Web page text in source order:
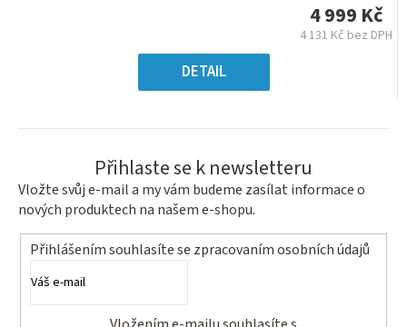
z
5
hvězdiček.
4 999 Kč
4 131 Kč bez DPH
DETAIL
Přihlaste se k newsletteru
Vložte svůj e-mail a my vám budeme zasílat informace o
nových produktech na našem e-shopu.
Přihlášením souhlasíte se zpracovaním osobních údajů